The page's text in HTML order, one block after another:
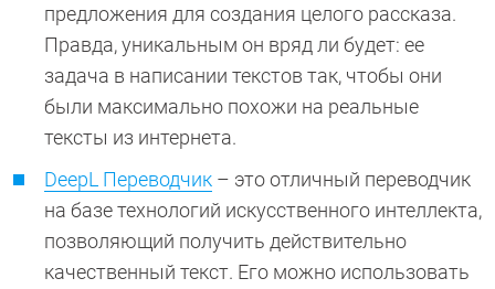
предложения для создания целого рассказа.
Правда, уникальным он вряд ли будет: ее
задача в написании текстов так, чтобы они
были максимально похожи на реальные
тексты из интернета.
DeepL Переводчик – это отличный переводчик
на базе технологий искусственного интеллекта,
позволяющий получить действительно
качественный текст. Его можно использовать